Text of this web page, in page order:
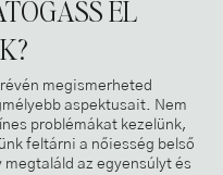
EL
megismerheted
aspektusait. Nem
problémákat kezelünk,
feltárni a nőiesség belső
az egyensúlyt és